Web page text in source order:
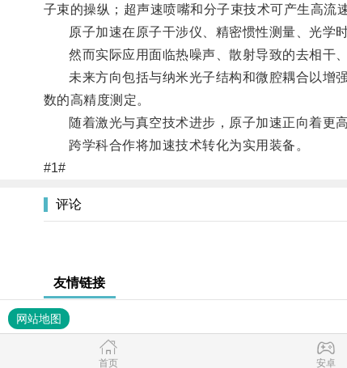
子束的操纵；超声速喷嘴和分子束技术可产生高流
原子加速在原子干涉仪、精密惯性测量、光学时
然而实际应用面临热噪声、散射导致的去相干、
未来方向包括与纳米光子结构和微腔耦合以增强
数的高精度测定。
随着激光与真空技术进步，原子加速正向着更高
跨学科合作将加速技术转化为实用装备。
#1#
评论
友情链接
网站地图
首页 安卓